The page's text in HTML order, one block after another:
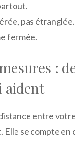
pas
fermée.
:
aident
distance entre
Elle se compte en